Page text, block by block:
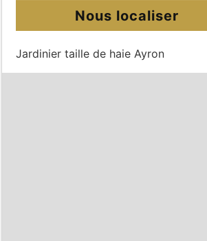
Nous localiser
Jardinier taille de haie Ayron